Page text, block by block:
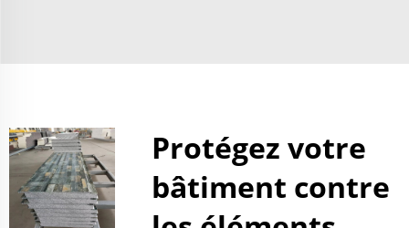
Protégez votre
bâtiment contre